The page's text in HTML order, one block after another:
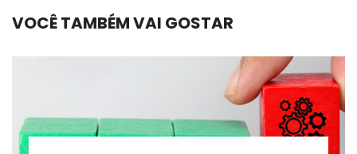
VOCÊ TAMBÉM VAI GOSTAR